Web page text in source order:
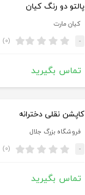
پالتو دو رنگ کیان
کیان مارت
- (۰)
تماس بگیرید
کاپشن نقلی دخترانه
فروشگاه بزرگ جلال
- (۰)
تماس بگیرید